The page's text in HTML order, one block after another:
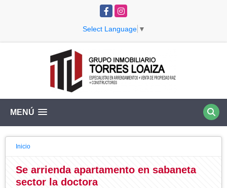
FacebookInstagram
Select Language ▼
MENÚ
Inicio
Se arrienda apartamento en sabaneta
sector la doctora